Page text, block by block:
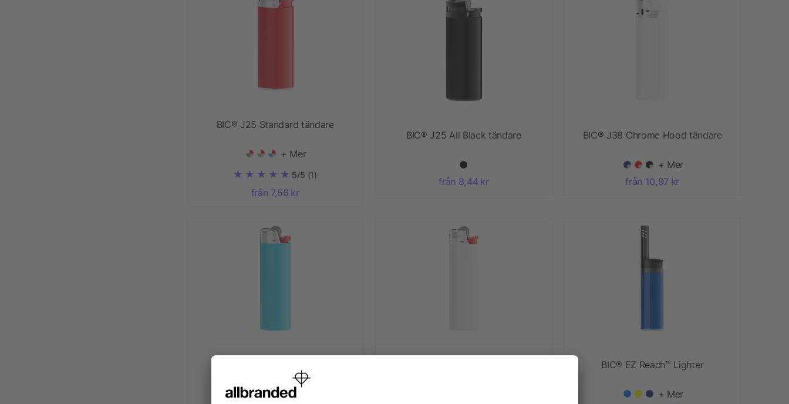
BIC® J25 Standard tändare
+ Mer
5/5 (1)
från 7,56 kr
BIC® J25 All Black tändare
från 8,44 kr
BIC® J38 Chrome Hood tändare
+ Mer
från 10,97 kr
+ Mer
BIC® EZ Reach™ Lighter
+ Mer